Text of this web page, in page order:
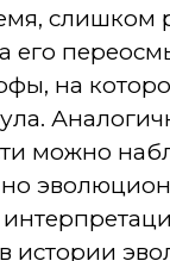
слишком
его
на
можно
истории